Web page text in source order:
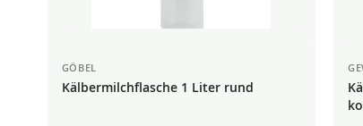
GÖBEL
Kälbermilchflasche 1 Liter rund